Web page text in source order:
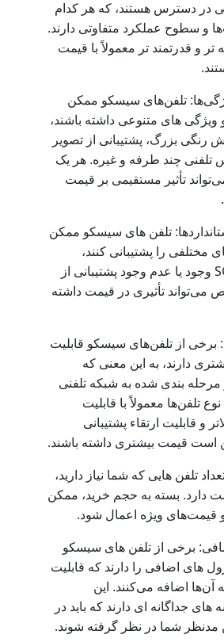
در دسترس هستند، که هر کدام
و سطوح عملکرد متفاوتی دارند.
و قدرتمند تر معمولاً با قیمت
.
تلفن‌های سیسکو ممکن
ویژگی‌ های متنوعی داشته باشند،
رنگی بزرگ، پشتیبانی از تصویر
تلفنی چند طرفه و غیره. هر یک
تأثیر مستقیمی بر قیمت
.
تلفن‌ های سیسکو ممکن
مختلفی را پشتیبانی کنند،
وجود یا عدم وجود پشتیبانی از
می‌تواند تأثیری در قیمت داشته
برخی از تلفن‌های سیسکو قابلیت
دارند، به این معنی که
مرحله ‌بندی شده به شبکه تلفنی
تلفن‌ها معمولاً با قابلیت
و قابلیت ارتقاء پشتیبانی
قیمت بیشتری داشته باشند.
تلفن‌ هایی که شما نیاز دارید،
دارد. بسته به حجم خرید، ممکن
قیمت‌های ویژه اعمال شود.
برخی از تلفن ‌های سیسکو
‌های اضافی را دارند که قابلیت‌
آن‌ها اضافه می‌کنند. این
های جداگانه‌ ای دارند که باید در
مدنظر شما در نظر گرفته شوند.